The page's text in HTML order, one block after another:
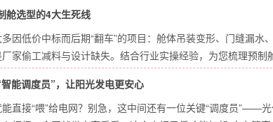
舱选型的4大生死线
因低价中标而后期“翻车”的项目：舱体吊装变形、门缝漏水
家偷工减料与设计缺失。结合行业实操经验，为您梳理预制
能调度员”，让阳光发电更安心
直接“喂”给电网？别急，这中间还有一位关键“调度员”——